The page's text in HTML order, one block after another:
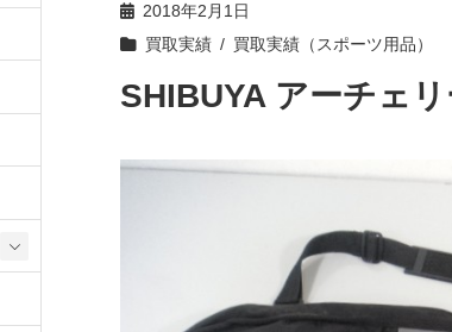
2018年2月1日
買取実績
買取実績（スポーツ用品）
SHIBUYA アーチェ